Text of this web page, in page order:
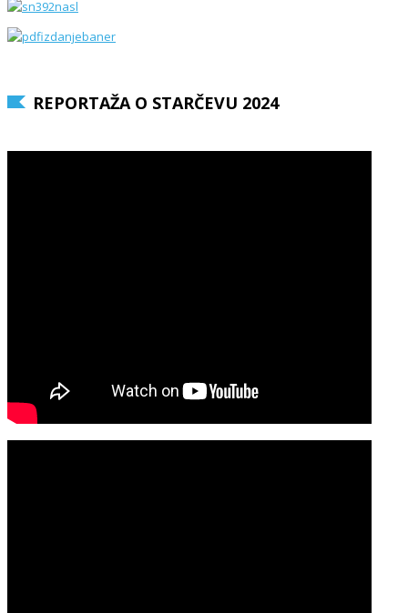
REPORTAŽA O STARČEVU 2024